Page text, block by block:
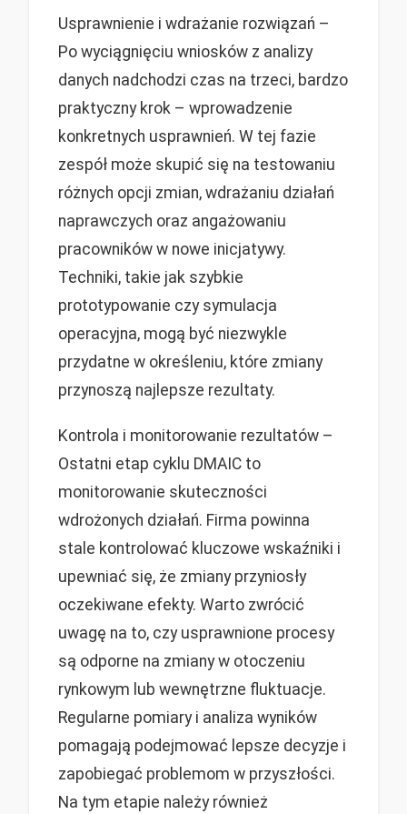
Usprawnienie i wdrażanie rozwiązań –
Po wyciągnięciu wniosków z analizy
danych nadchodzi czas na trzeci, bardzo
praktyczny krok – wprowadzenie
konkretnych usprawnień. W tej fazie
zespół może skupić się na testowaniu
różnych opcji zmian, wdrażaniu działań
naprawczych oraz angażowaniu
pracowników w nowe inicjatywy.
Techniki, takie jak szybkie
prototypowanie czy symulacja
operacyjna, mogą być niezwykle
przydatne w określeniu, które zmiany
przynoszą najlepsze rezultaty.
Kontrola i monitorowanie rezultatów –
Ostatni etap cyklu DMAIC to
monitorowanie skuteczności
wdrożonych działań. Firma powinna
stale kontrolować kluczowe wskaźniki i
upewniać się, że zmiany przyniosły
oczekiwane efekty. Warto zwrócić
uwagę na to, czy usprawnione procesy
są odporne na zmiany w otoczeniu
rynkowym lub wewnętrzne fluktuacje.
Regularne pomiary i analiza wyników
pomagają podejmować lepsze decyzje i
zapobiegać problemom w przyszłości.
Na tym etapie należy również